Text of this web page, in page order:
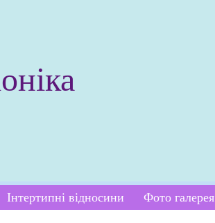
Інтертипні відносини Фото галерея